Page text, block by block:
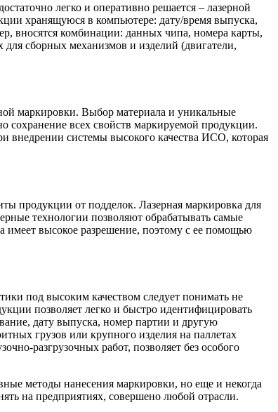
легко и оперативно решается – лазерной
хранящуюся в компьютере: дату/время выпуска,
вносятся комбинации: данных чипа, номера карты,
сборных механизмов и изделий (двигатели,
маркировки. Выбор материала и уникальные
сохранение всех свойств маркируемой продукции.
внедрении системы высокого качества ИСО, которая
продукции от подделок. Лазерная маркировка для
технологии позволяют обрабатывать самые
высокое разрешение, поэтому с ее помощью
под высоким качеством следует понимать не
позволяет легко и быстро идентифицировать
дату выпуска, номер партии и другую
грузов или крупного изделия на паллетах
разгрузочных работ, позволяет без особого
методы нанесения маркировки, но еще и некогда
на предприятиях, совершено любой отрасли.